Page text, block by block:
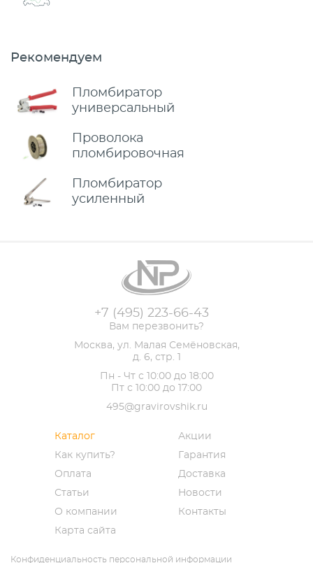
Рекомендуем
Пломбиратор
универсальный
Проволока
пломбировочная
Пломбиратор
усиленный
+7 (495) 223-66-43
Вам перезвонить?
Москва, ул. Малая Семёновская,
д. 6, стр. 1
Пн - Чт с 10:00 до 18:00
Пт с 10:00 до 17:00
495@gravirovshik.ru
Каталог
Акции
Как купить?
Гарантия
Оплата
Доставка
Статьи
Новости
О компании
Контакты
Карта сайта
Конфиденциальность персональной информации